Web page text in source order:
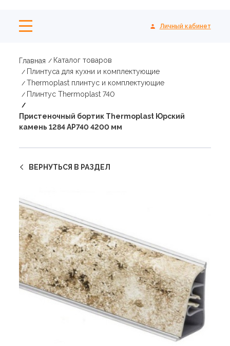
Личный кабинет
Главная
Каталог товаров
Плинтуса для кухни и комплектующие
Thermoplast плинтус и комплектующие
Плинтус Thermoplast 740
Пристеночный бортик Thermoplast Юрский
камень 1284 AP740 4200 мм
ВЕРНУТЬСЯ В РАЗДЕЛ